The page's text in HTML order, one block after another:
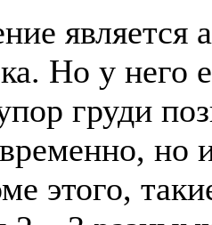
является
Но у него
груди
но
этого,